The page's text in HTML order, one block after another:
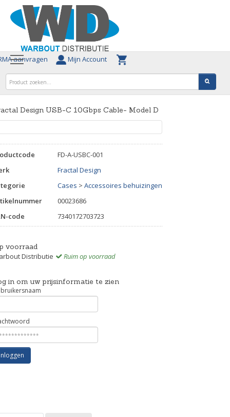
aanvragen Mijn Account
Design USB-C 10Gbps Cable- Model D
FD-A-USBC-001
Fractal Design
Cases > Accessoires behuizingen
00023686
code
7340172703723
voorraad
Distributie
Ruim op voorraad
in om uw prijsinformatie te zien